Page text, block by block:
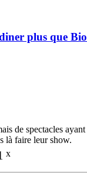
plus que Bio
de spectacles ayant
là faire leur show.
x